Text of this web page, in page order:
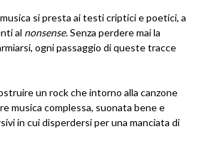
si presta ai testi criptici e poetici, a
al nonsense.Senza perdere mai la
ogni passaggio di queste tracce
un rock che intorno alla canzone
musica complessa, suonata bene e
in cui disperdersi per una manciata di